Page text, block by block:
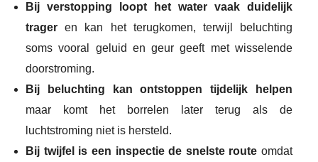
Bij verstopping loopt het water vaak duidelijk
trager en kan het terugkomen, terwijl beluchting
soms vooral geluid en geur geeft met wisselende
doorstroming.
Bij beluchting kan ontstoppen tijdelijk helpen
maar komt het borrelen later terug als de
luchtstroming niet is hersteld.
Bij twijfel is een inspectie de snelste route omdat